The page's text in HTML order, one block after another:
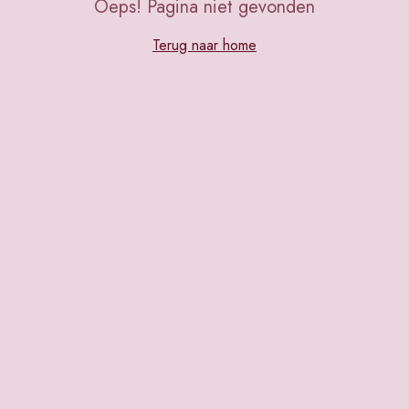
Oeps! Pagina niet gevonden
Terug naar home